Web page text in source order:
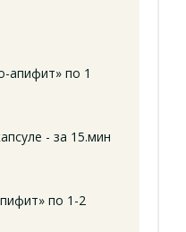
апифит» по 1
- за 15.мин
по 1-2